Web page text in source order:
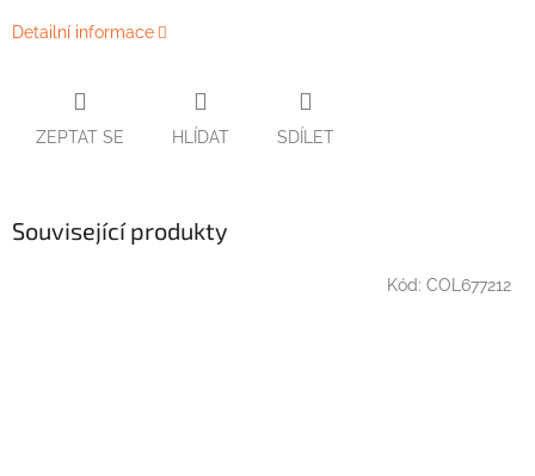
Detailní informace
ZEPTAT SE HLÍDAT SDÍLET
Související produkty
Kód: COL677212